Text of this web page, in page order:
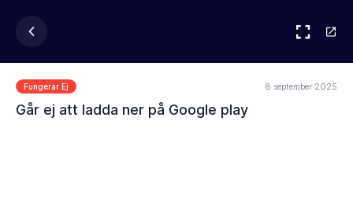
Fungerar Ej 8 september 2025
Går ej att ladda ner på Google play